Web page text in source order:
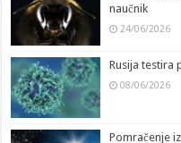
naučnik
24/06/2026
Rusija testira
08/06/2026
Pomračenje